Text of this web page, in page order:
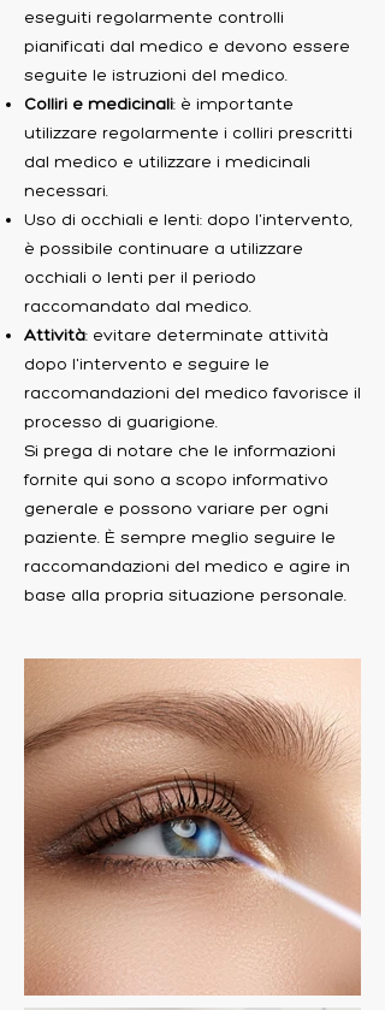
eseguiti regolarmente controlli
pianificati dal medico e devono essere
seguite le istruzioni del medico.
Colliri e medicinali: è importante
utilizzare regolarmente i colliri prescritti
dal medico e utilizzare i medicinali
necessari.
Uso di occhiali e lenti: dopo l'intervento,
è possibile continuare a utilizzare
occhiali o lenti per il periodo
raccomandato dal medico.
Attività: evitare determinate attività
dopo l'intervento e seguire le
raccomandazioni del medico favorisce il
processo di guarigione.
Si prega di notare che le informazioni
fornite qui sono a scopo informativo
generale e possono variare per ogni
paziente. È sempre meglio seguire le
raccomandazioni del medico e agire in
base alla propria situazione personale.